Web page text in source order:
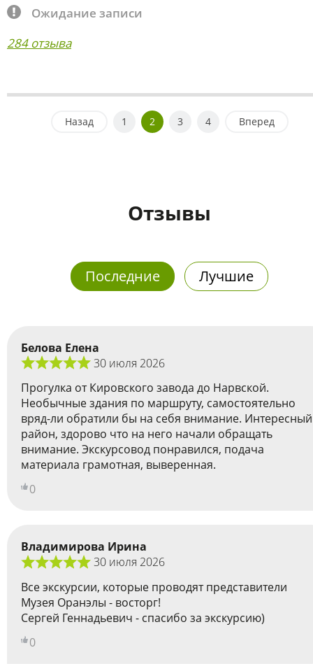
Ожидание записи
284 отзыва
Назад 1 2 3 4 Вперед
Отзывы
Последние Лучшие
Белова Елена
30 июля 2026
Прогулка от Кировского завода до Нарвской.
Необычные здания по маршруту, самостоятельно
вряд-ли обратили бы на себя внимание. Интересный
район, здорово что на него начали обращать
внимание. Экскурсовод понравился, подача
материала грамотная, выверенная.
0
Владимирова Ирина
30 июля 2026
Все экскурсии, которые проводят представители
Музея Оранэлы - восторг!
Сергей Геннадьевич - спасибо за экскурсию)
0